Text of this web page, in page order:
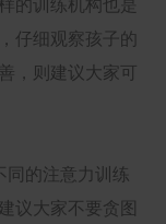
的训练机构也是
仔细观察孩子的
，则建议大家可
同的注意力训练
议大家不要贪图